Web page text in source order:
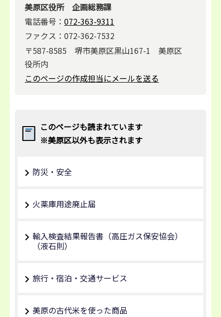
美原区役所 企画総務課
電話番号： 072-363-9311
ファクス：072-362-7532
〒587-8585 堺市美原区黒山167-1 美原区
役所内
このページの作成担当にメールを送る
このページも読まれています
※美原区以外も表示されます
防災・安全
火薬庫用途廃止届
輸入検査結果報告書（高圧ガス保安協会）
（液石則）
旅行・宿泊・交通サービス
美原の古代米を使った商品